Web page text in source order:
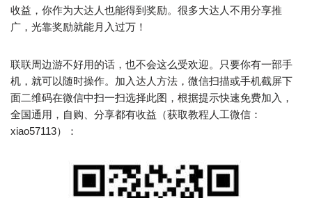
收益，你作为大达人也能得到奖励。很多大达人不用分享推
广，光靠奖励就能月入过万！
联联周边游不好用的话，也不会这么受欢迎。只要你有一部手
机，就可以随时操作。加入达人方法，微信扫描或手机截屏下
面二维码在微信中扫一扫选择此图，根据提示快速免费加入，
全国通用，自购、分享都有收益（获取教程人工微信：
xiao57113）：